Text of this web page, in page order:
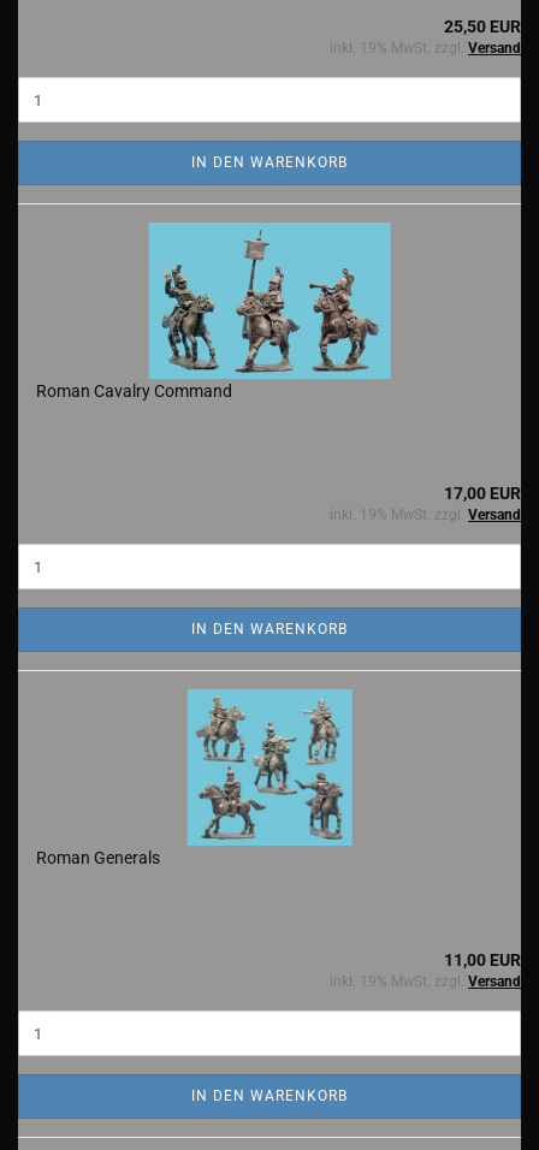
25,50 EUR
inkl. 19% MwSt. zzgl. Versand
IN DEN WARENKORB
Roman Cavalry Command
17,00 EUR
inkl. 19% MwSt. zzgl. Versand
IN DEN WARENKORB
Roman Generals
11,00 EUR
inkl. 19% MwSt. zzgl. Versand
IN DEN WARENKORB